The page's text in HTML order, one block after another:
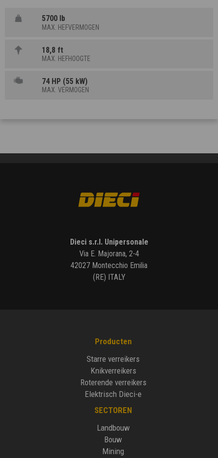
5700 lb
MAX. HEFVERMOGEN
18,8 ft
MAX. HEFHOOGTE
74 HP (55 kW)
MAX. VERMOGEN
Dieci s.r.l. Unipersonale
Via E. Majorana, 2-4
42027 Montecchio Emilia
(RE) ITALY
Producten
Starre verreikers
Knikverreikers
Roterende verreikers
Elektrisch Dieci-e
SECTOREN
Landbouw
Bouw
Mining